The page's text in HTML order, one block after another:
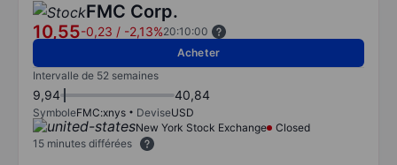
FMC Corp.
10,55-0,23 / -2,13%20:10:00
Acheter
Intervalle de 52 semaines
9,94 40,84
SymboleFMC:xnys DeviseUSD
New York Stock Exchange
Closed
15 minutes différées